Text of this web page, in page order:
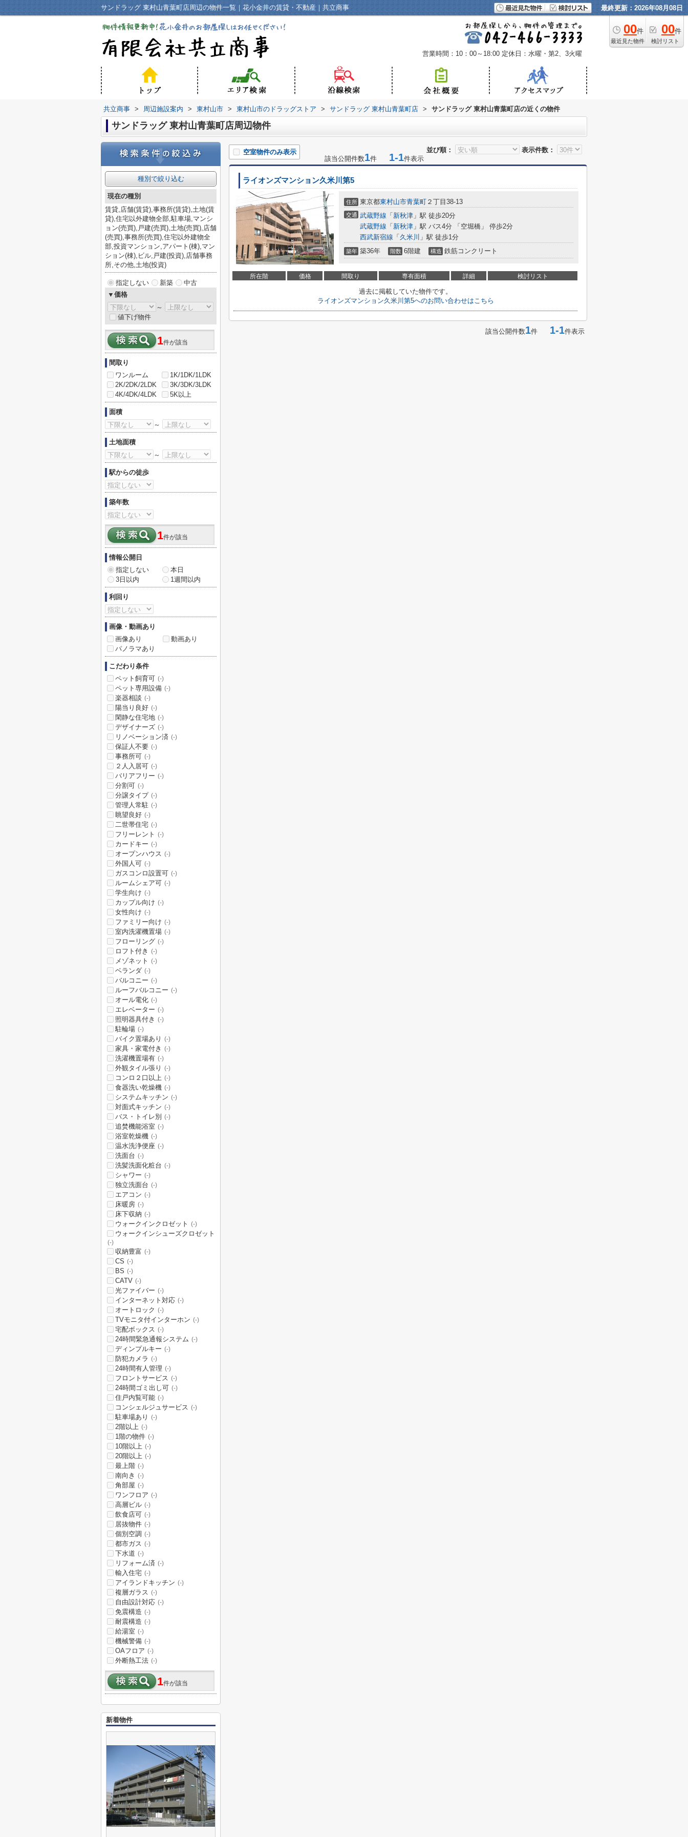
サンドラッグ 東村山青葉町店周辺の物件一覧｜花小金井の賃貸・不動産｜共立商事 最終更新：2026年08月08日
00件
最近見た物件
00件
検討リスト
営業時間：10：00～18:00 定休日：水曜・第2、3火曜
共立商事 > 周辺施設案内 > 東村山市 > 東村山市のドラッグストア > サンドラッグ 東村山青葉町店 > サンドラッグ 東村山青葉町店の近くの物件
サンドラッグ 東村山青葉町店周辺物件
並び順： 表示件数：
空室物件のみ表示
該当公開件数1件 1-1件表示
ライオンズマンション久米川第5
住所 東京都東村山市青葉町 ２丁目38-13
交通 武蔵野線 「 新秋津 」駅 徒歩20分
武蔵野線 「 新秋津 」駅 バス4分 「空堀橋」 停歩2分
西武新宿線 「 久米川 」駅 徒歩1分
築年 築36年 階数 6階建 構造 鉄筋コンクリート
所在階 価格 間取り 専有面積 詳細 検討リスト
過去に掲載していた物件です。
ライオンズマンション久米川第5へのお問い合わせはこちら
該当公開件数1件 1-1件表示
種別で絞り込む
現在の種別
賃貸,店舗(賃貸),事務所(賃貸),土地(賃
貸),住宅以外建物全部,駐車場,マンシ
ョン(売買),戸建(売買),土地(売買),店舗
(売買),事務所(売買),住宅以外建物全
部,投資マンション,アパート(棟),マン
ション(棟),ビル,戸建(投資),店舗事務
所,その他,土地(投資)
指定しない 新築
中古
▼価格
～
値下げ物件
1件が該当
間取り
ワンルーム
1K/1DK/1LDK
2K/2DK/2LDK
3K/3DK/3LDK
4K/4DK/4LDK
5K以上
面積
～
土地面積
～
駅からの徒歩
築年数
1件が該当
情報公開日
指定しない
本日
3日以内
1週間以内
利回り
画像・動画あり
画像あり
動画あり
パノラマあり
こだわり条件
ペット飼育可 (-)
ペット専用設備 (-)
楽器相談 (-)
陽当り良好 (-)
閑静な住宅地 (-)
デザイナーズ (-)
リノベーション済 (-)
保証人不要 (-)
事務所可 (-)
２人入居可 (-)
バリアフリー (-)
分割可 (-)
分譲タイプ (-)
管理人常駐 (-)
眺望良好 (-)
二世帯住宅 (-)
フリーレント (-)
カードキー (-)
オープンハウス (-)
外国人可 (-)
ガスコンロ設置可 (-)
ルームシェア可 (-)
学生向け (-)
カップル向け (-)
女性向け (-)
ファミリー向け (-)
室内洗濯機置場 (-)
フローリング (-)
ロフト付き (-)
メゾネット (-)
ベランダ (-)
バルコニー (-)
ルーフバルコニー (-)
オール電化 (-)
エレベーター (-)
照明器具付き (-)
駐輪場 (-)
バイク置場あり (-)
家具・家電付き (-)
洗濯機置場有 (-)
外観タイル張り (-)
コンロ２口以上 (-)
食器洗い乾燥機 (-)
システムキッチン (-)
対面式キッチン (-)
バス・トイレ別 (-)
追焚機能浴室 (-)
浴室乾燥機 (-)
温水洗浄便座 (-)
洗面台 (-)
洗髪洗面化粧台 (-)
シャワー (-)
独立洗面台 (-)
エアコン (-)
床暖房 (-)
床下収納 (-)
ウォークインクロゼット (-)
ウォークインシューズクロゼット
(-)
収納豊富 (-)
CS (-)
BS (-)
CATV (-)
光ファイバー (-)
インターネット対応 (-)
オートロック (-)
TVモニタ付インターホン (-)
宅配ボックス (-)
24時間緊急通報システム (-)
ディンプルキー (-)
防犯カメラ (-)
24時間有人管理 (-)
フロントサービス (-)
24時間ゴミ出し可 (-)
住戸内覧可能 (-)
コンシェルジュサービス (-)
駐車場あり (-)
2階以上 (-)
1階の物件 (-)
10階以上 (-)
20階以上 (-)
最上階 (-)
南向き (-)
角部屋 (-)
ワンフロア (-)
高層ビル (-)
飲食店可 (-)
居抜物件 (-)
個別空調 (-)
都市ガス (-)
下水道 (-)
リフォーム済 (-)
輸入住宅 (-)
アイランドキッチン (-)
複層ガラス (-)
自由設計対応 (-)
免震構造 (-)
耐震構造 (-)
給湯室 (-)
機械警備 (-)
OAフロア (-)
外断熱工法 (-)
1件が該当
新着物件